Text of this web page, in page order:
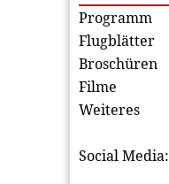
Programm
Flugblätter
Broschüren
Filme
Weiteres
Social Media: